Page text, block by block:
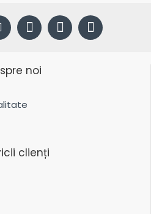
noi
clienți